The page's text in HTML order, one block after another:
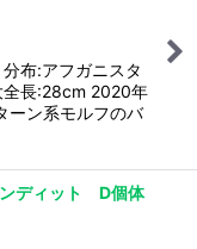
布:アフガニスタ
全長:28cm 2020年
ン系モルフのバ
ディット D個体